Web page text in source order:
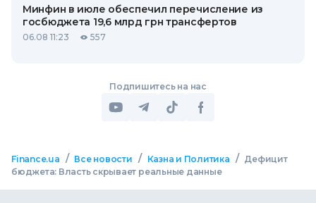
Минфин в июле обеспечил перечисление из
госбюджета 19,6 млрд грн трансфертов
06.08 11:23 557
Подпишитесь на нас
Finance.ua / Все новости / Казна и Политика / Дефицит
бюджета: Власть скрывает реальные данные